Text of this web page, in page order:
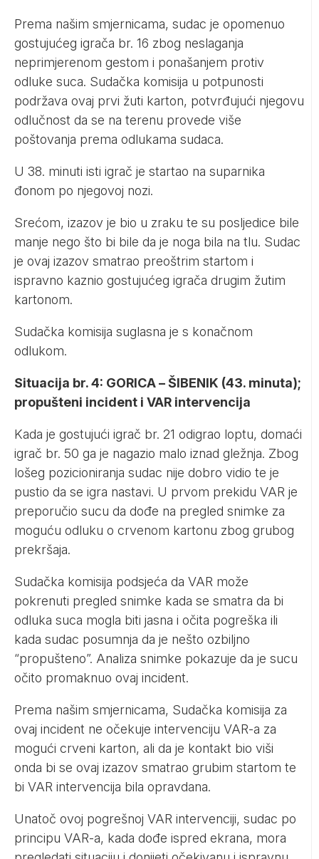
Prema našim smjernicama, sudac je opomenuo
gostujućeg igrača br. 16 zbog neslaganja
neprimjerenom gestom i ponašanjem protiv
odluke suca. Sudačka komisija u potpunosti
podržava ovaj prvi žuti karton, potvrđujući njegovu
odlučnost da se na terenu provede više
poštovanja prema odlukama sudaca.
U 38. minuti isti igrač je startao na suparnika
đonom po njegovoj nozi.
Srećom, izazov je bio u zraku te su posljedice bile
manje nego što bi bile da je noga bila na tlu. Sudac
je ovaj izazov smatrao preoštrim startom i
ispravno kaznio gostujućeg igrača drugim žutim
kartonom.
Sudačka komisija suglasna je s konačnom
odlukom.
Situacija br. 4: GORICA – ŠIBENIK (43. minuta);
propušteni incident i VAR intervencija
Kada je gostujući igrač br. 21 odigrao loptu, domaći
igrač br. 50 ga je nagazio malo iznad gležnja. Zbog
lošeg pozicioniranja sudac nije dobro vidio te je
pustio da se igra nastavi. U prvom prekidu VAR je
preporučio sucu da dođe na pregled snimke za
moguću odluku o crvenom kartonu zbog grubog
prekršaja.
Sudačka komisija podsjeća da VAR može
pokrenuti pregled snimke kada se smatra da bi
odluka suca mogla biti jasna i očita pogreška ili
kada sudac posumnja da je nešto ozbiljno
“propušteno”. Analiza snimke pokazuje da je sucu
očito promaknuo ovaj incident.
Prema našim smjernicama, Sudačka komisija za
ovaj incident ne očekuje intervenciju VAR-a za
mogući crveni karton, ali da je kontakt bio viši
onda bi se ovaj izazov smatrao grubim startom te
bi VAR intervencija bila opravdana.
Unatoč ovoj pogrešnoj VAR intervenciji, sudac po
principu VAR-a, kada dođe ispred ekrana, mora